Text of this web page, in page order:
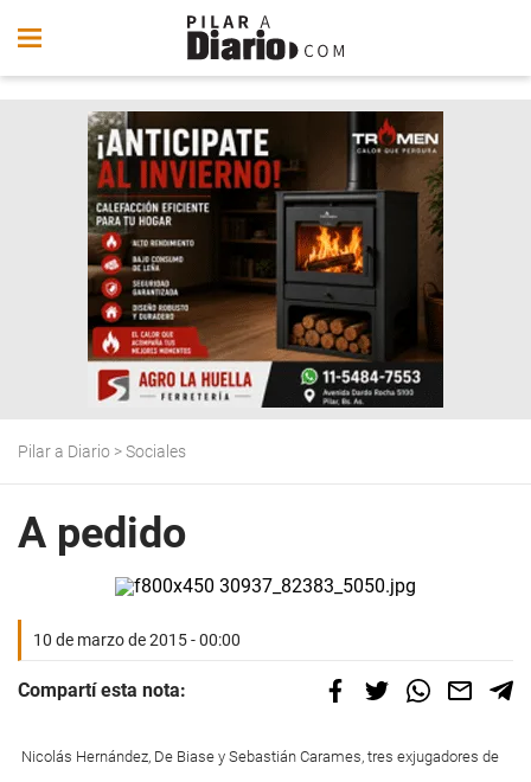
Pilar a Diario >Sociales
A pedido
10 de marzo de 2015 - 00:00
Compartí esta nota:
Nicolás Hernández, De Biase y Sebastián Carames, tres exjugadores de